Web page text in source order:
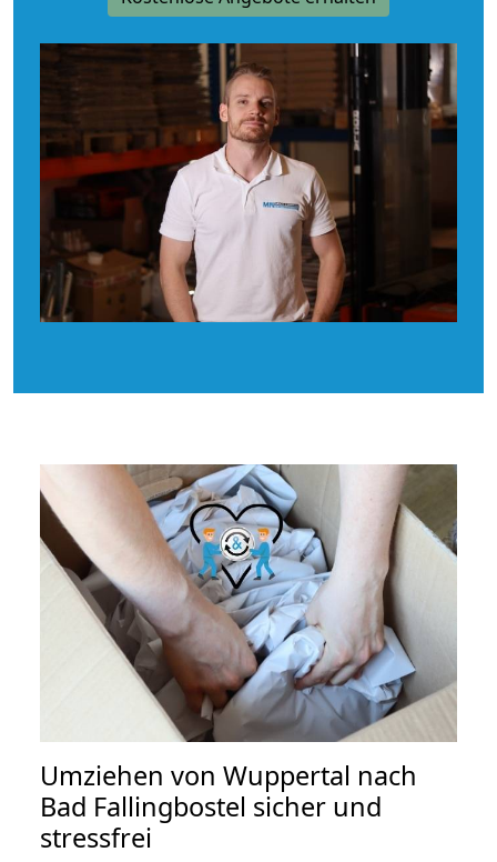
Umziehen von Wuppertal nach
Bad Fallingbostel sicher und
stressfrei